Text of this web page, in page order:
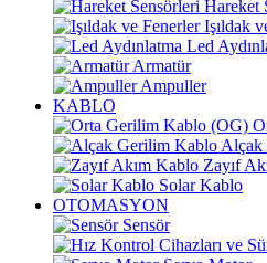
Hareket
Işıldak
Led
Armatür
Ampuller
KABLO
Alçak
Zayıf
Solar Kablo
OTOMASYON
Sensör